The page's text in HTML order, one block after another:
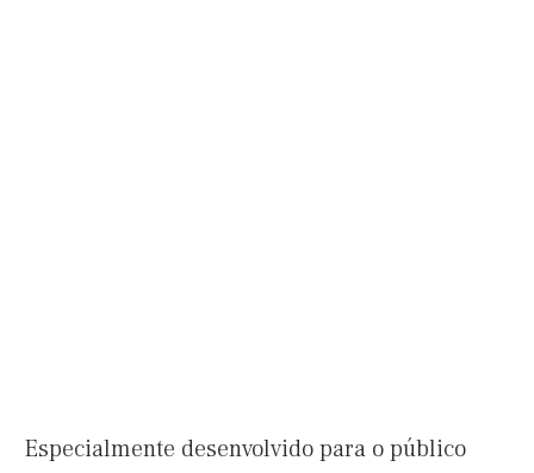
Especialmente desenvolvido para o público